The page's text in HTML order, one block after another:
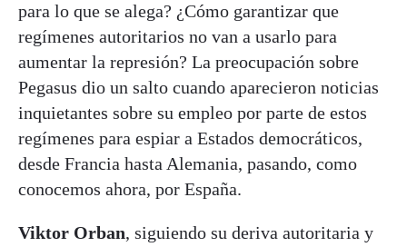
para lo que se alega? ¿Cómo garantizar que
regímenes autoritarios no van a usarlo para
aumentar la represión? La preocupación sobre
Pegasus dio un salto cuando aparecieron noticias
inquietantes sobre su empleo por parte de estos
regímenes para espiar a Estados democráticos,
desde Francia hasta Alemania, pasando, como
conocemos ahora, por España.
Viktor Orban, siguiendo su deriva autoritaria y